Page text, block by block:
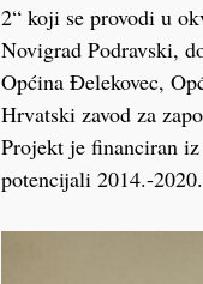
2“ koji se provodi u
Novigrad Podravski,
Općina Đelekovec,
Hrvatski zavod za
Projekt je financiran
potencijali 2014.-